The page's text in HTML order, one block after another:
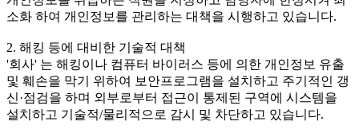
소화 하여 개인정보를 관리하는 대책을 시행하고 있습니다.
2. 해킹 등에 대비한 기술적 대책
'회사' 는 해킹이나 컴퓨터 바이러스 등에 의한 개인정보 유출
및 훼손을 막기 위하여 보안프로그램을 설치하고 주기적인 갱
신·점검을 하며 외부로부터 접근이 통제된 구역에 시스템을
설치하고 기술적/물리적으로 감시 및 차단하고 있습니다.